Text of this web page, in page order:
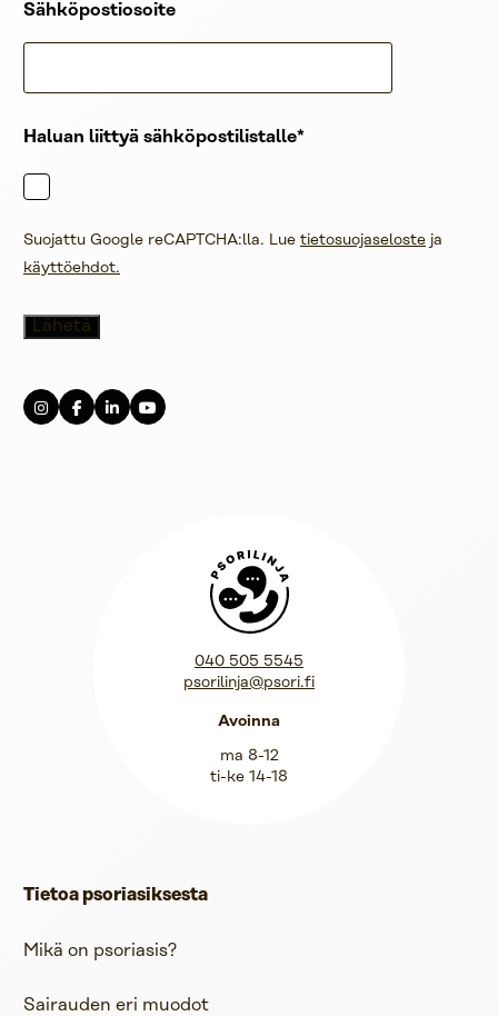
Sähköpostiosoite
Haluan liittyä sähköpostilistalle
Suojattu Google reCAPTCHA:lla. Lue tietosuojaseloste ja
käyttöehdot.
Tietoa psoriasiksesta
Mikä on psoriasis?
Sairauden eri muodot
Psorilinja
040 505 5545
psorilinja@psori.fi
Avoinna
ma 8-12
ti-ke 14-18